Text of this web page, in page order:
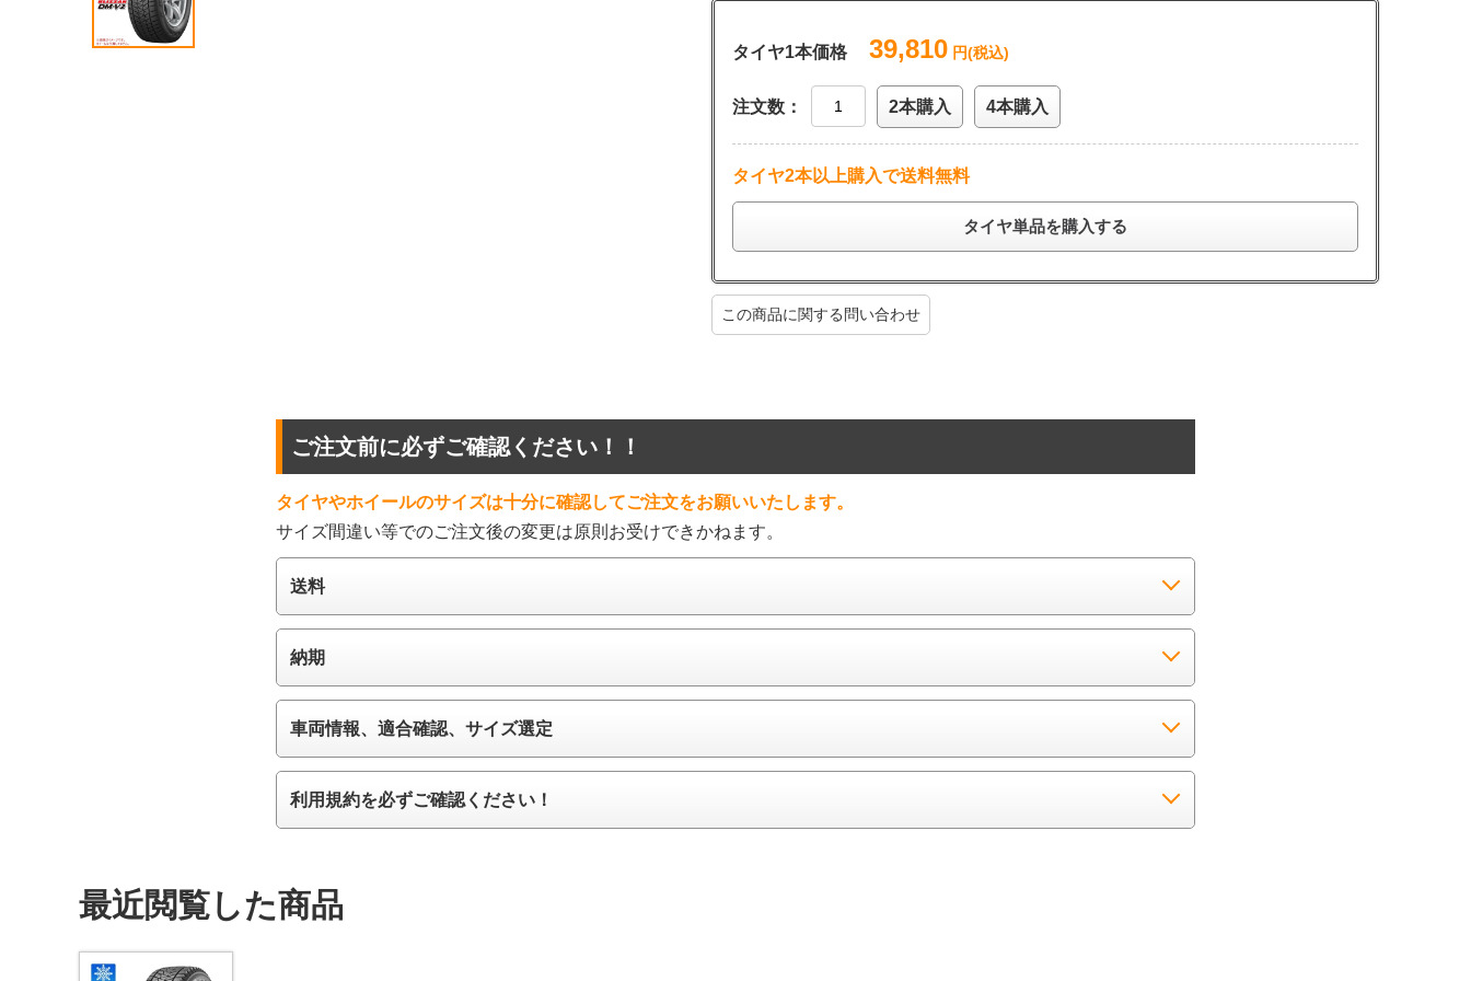
タイヤ1本価格 39,810 円(税込)
注文数： 2本購入 4本購入
タイヤ2本以上購入で送料無料
タイヤ単品を購入する
この商品に関する問い合わせ
ご注文前に必ずご確認ください！！
タイヤやホイールのサイズは十分に確認してご注文をお願いいたします。
サイズ間違い等でのご注文後の変更は原則お受けできかねます。
送料
納期
車両情報、適合確認、サイズ選定
利用規約を必ずご確認ください！
最近閲覧した商品